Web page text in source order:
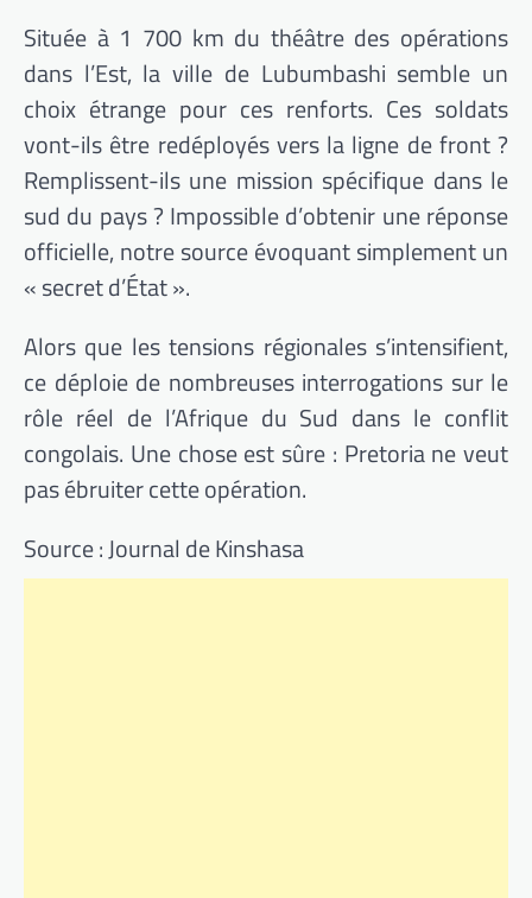
Située à 1 700 km du théâtre des opérations
dans l’Est, la ville de Lubumbashi semble un
choix étrange pour ces renforts. Ces soldats
vont-ils être redéployés vers la ligne de front ?
Remplissent-ils une mission spécifique dans le
sud du pays ? Impossible d’obtenir une réponse
officielle, notre source évoquant simplement un
« secret d’État ».
Alors que les tensions régionales s’intensifient,
ce déploie de nombreuses interrogations sur le
rôle réel de l’Afrique du Sud dans le conflit
congolais. Une chose est sûre : Pretoria ne veut
pas ébruiter cette opération.
Source : Journal de Kinshasa